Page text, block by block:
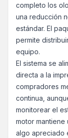
completo los
una reducción
estándar. El
permite
equipo.
El sistema se
directa a la
compradores
continua,
monitorear el
motor mantiene
algo apreciado